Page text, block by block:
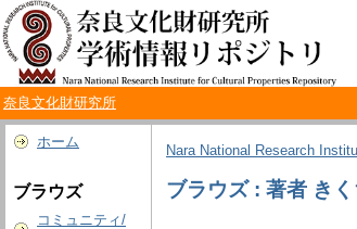
奈良文化財研究所
ホーム
ブラウズ
コミュニティ/
Nara National Research
ブラウズ : 著者 き